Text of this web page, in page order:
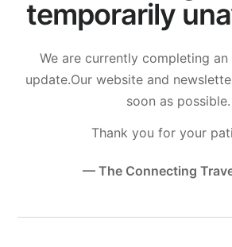
temporarily
We are currently completing
update.Our website and
soon as possible.
Thank you for your
— The Connecting